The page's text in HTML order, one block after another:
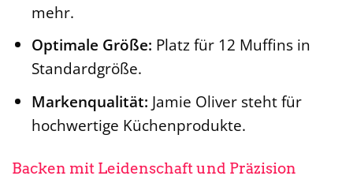
mehr.
Optimale Größe: Platz für 12 Muffins in
Standardgröße.
Markenqualität: Jamie Oliver steht für
hochwertige Küchenprodukte.
Backen mit Leidenschaft und Präzision